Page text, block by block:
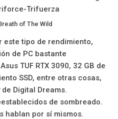
of The Wild
este tipo de rendimiento,
de PC bastante
TUF RTX 3090, 32 GB de
SSD, entre otras cosas,
Digital Dreams.
de sombreado.
hablan por sí mismos.